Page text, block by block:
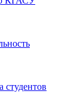
студентов